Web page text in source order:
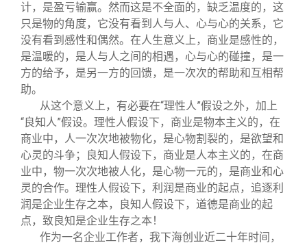
计，是盈亏输赢。然而这是不全面的，缺乏温度的，这
只是物的角度，它没有看到人与人、心与心的关系，它
没有看到感性和偶然。在人生意义上，商业是感性的，
是温暖的，是人与人之间的相遇，心与心的碰撞，是一
方的给予，是另一方的回馈，是一次次的帮助和互相帮
助。
从这个意义上，有必要在“理性人”假设之外，加上
“良知人”假设。理性人假设下，商业是物本主义的，在
商业中，人一次次地被物化，是心物割裂的，是欲望和
心灵的斗争；良知人假设下，商业是人本主义的，在商
业中，物一次次地被人化，是心物一元的，是商业和心
灵的合作。理性人假设下，利润是商业的起点，追逐利
润是企业生存之本，良知人假设下，道德是商业的起
点，致良知是企业生存之本！
作为一名企业工作者，我下海创业近二十年时间，